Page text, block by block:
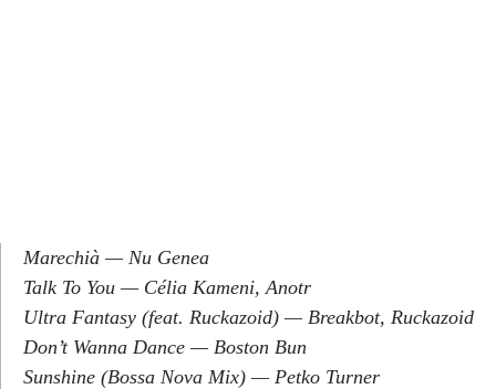
Marechià — Nu Genea
Talk To You — Célia Kameni, Anotr
Ultra Fantasy (feat. Ruckazoid) — Breakbot, Ruckazoid
Don’t Wanna Dance — Boston Bun
Sunshine (Bossa Nova Mix) — Petko Turner